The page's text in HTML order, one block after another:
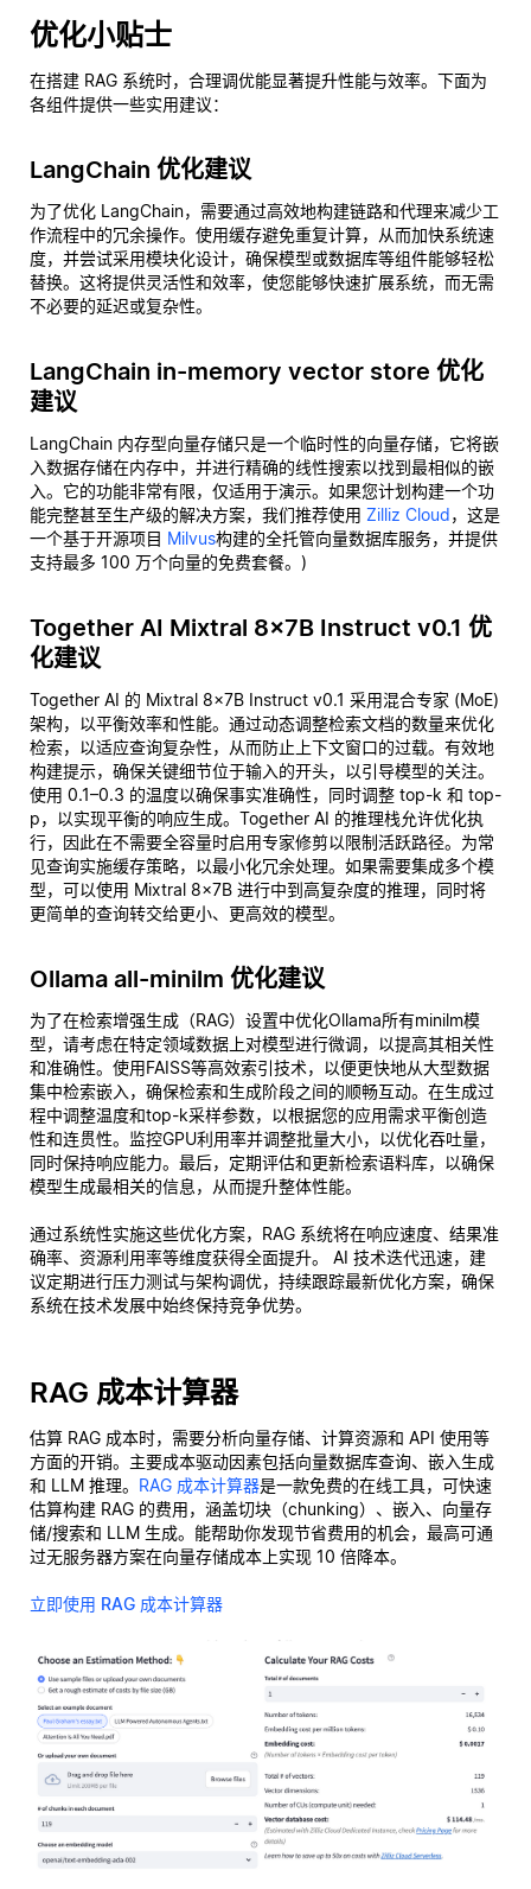
优化小贴士
在搭建 RAG 系统时，合理调优能显著提升性能与效率。下面为
各组件提供一些实用建议：
LangChain 优化建议
为了优化 LangChain，需要通过高效地构建链路和代理来减少工
作流程中的冗余操作。使用缓存避免重复计算，从而加快系统速
度，并尝试采用模块化设计，确保模型或数据库等组件能够轻松
替换。这将提供灵活性和效率，使您能够快速扩展系统，而无需
不必要的延迟或复杂性。
LangChain in-memory vector store 优化
建议
LangChain 内存型向量存储只是一个临时性的向量存储，它将嵌
入数据存储在内存中，并进行精确的线性搜索以找到最相似的嵌
入。它的功能非常有限，仅适用于演示。如果您计划构建一个功
能完整甚至生产级的解决方案，我们推荐使用 Zilliz Cloud，这是
一个基于开源项目 Milvus构建的全托管向量数据库服务，并提供
支持最多 100 万个向量的免费套餐。)
Together AI Mixtral 8x7B Instruct v0.1 优
化建议
Together AI 的 Mixtral 8x7B Instruct v0.1 采用混合专家 (MoE)
架构，以平衡效率和性能。通过动态调整检索文档的数量来优化
检索，以适应查询复杂性，从而防止上下文窗口的过载。有效地
构建提示，确保关键细节位于输入的开头，以引导模型的关注。
使用 0.1–0.3 的温度以确保事实准确性，同时调整 top-k 和 top-
p，以实现平衡的响应生成。Together AI 的推理栈允许优化执
行，因此在不需要全容量时启用专家修剪以限制活跃路径。为常
见查询实施缓存策略，以最小化冗余处理。如果需要集成多个模
型，可以使用 Mixtral 8x7B 进行中到高复杂度的推理，同时将
更简单的查询转交给更小、更高效的模型。
Ollama all-minilm 优化建议
为了在检索增强生成（RAG）设置中优化Ollama所有minilm模
型，请考虑在特定领域数据上对模型进行微调，以提高其相关性
和准确性。使用FAISS等高效索引技术，以便更快地从大型数据
集中检索嵌入，确保检索和生成阶段之间的顺畅互动。在生成过
程中调整温度和top-k采样参数，以根据您的应用需求平衡创造
性和连贯性。监控GPU利用率并调整批量大小，以优化吞吐量，
同时保持响应能力。最后，定期评估和更新检索语料库，以确保
模型生成最相关的信息，从而提升整体性能。
通过系统性实施这些优化方案，RAG 系统将在响应速度、结果准
确率、资源利用率等维度获得全面提升。 AI 技术迭代迅速，建
议定期进行压力测试与架构调优，持续跟踪最新优化方案，确保
系统在技术发展中始终保持竞争优势。
RAG 成本计算器
估算 RAG 成本时，需要分析向量存储、计算资源和 API 使用等
方面的开销。主要成本驱动因素包括向量数据库查询、嵌入生成
和 LLM 推理。 RAG 成本计算器是一款免费的在线工具，可快速
估算构建 RAG 的费用，涵盖切块（chunking）、嵌入、向量存
储/搜索和 LLM 生成。能帮助你发现节省费用的机会，最高可通
过无服务器方案在向量存储成本上实现 10 倍降本。
立即使用 RAG 成本计算器